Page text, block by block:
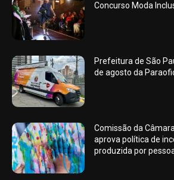
Concurso Moda
Prefeitura de São
de agosto da
Comissão da
aprova política de
produzida por